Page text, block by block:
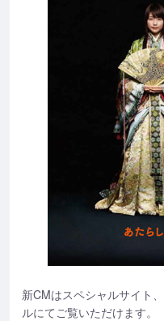
新CMはスペシャルサイト
ルにてご覧いただけます。